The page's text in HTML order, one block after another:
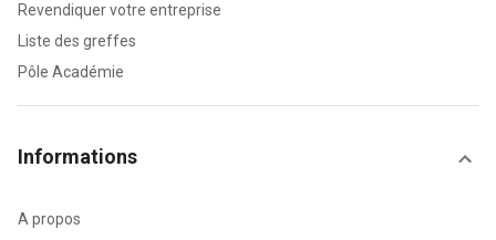
Revendiquer votre entreprise
Liste des greffes
Pôle Académie
Informations
A propos